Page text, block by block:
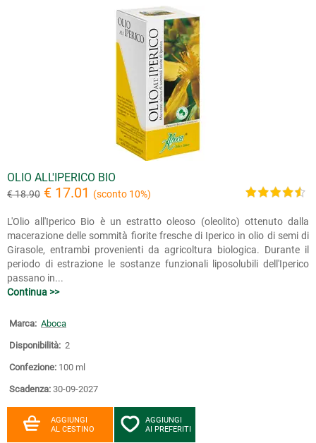
OLIO ALL'IPERICO BIO
€ 18.90 € 17.01 (sconto 10%)
L'Olio all'Iperico Bio è un estratto oleoso (oleolito) ottenuto dalla
macerazione delle sommità fiorite fresche di Iperico in olio di semi di
Girasole, entrambi provenienti da agricoltura biologica. Durante il
periodo di estrazione le sostanze funzionali liposolubili dell'Iperico
passano in...
Continua >>
Marca: Aboca
Disponibilità: 2
Confezione: 100 ml
Scadenza: 30-09-2027
AGGIUNGI
AL CESTINO
AGGIUNGI
AI PREFERITI